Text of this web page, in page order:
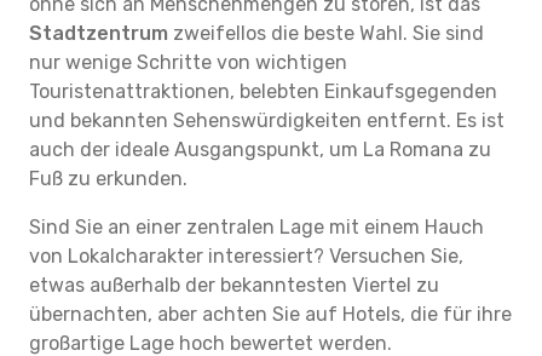
Stadtzentrum zweifellos die beste Wahl. Sie sind
nur wenige Schritte von wichtigen
Touristenattraktionen, belebten Einkaufsgegenden
und bekannten Sehenswürdigkeiten entfernt. Es ist
auch der ideale Ausgangspunkt, um La Romana zu
Fuß zu erkunden.
Sind Sie an einer zentralen Lage mit einem Hauch
von Lokalcharakter interessiert? Versuchen Sie,
etwas außerhalb der bekanntesten Viertel zu
übernachten, aber achten Sie auf Hotels, die für ihre
großartige Lage hoch bewertet werden.